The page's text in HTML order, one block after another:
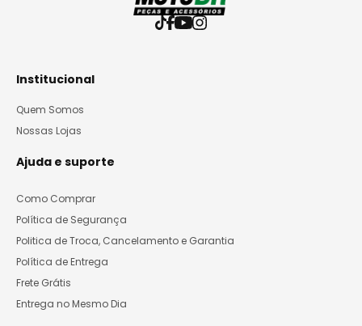
Institucional
Quem Somos
Nossas Lojas
Ajuda e suporte
Como Comprar
Política de Segurança
Politica de Troca, Cancelamento e Garantia
Política de Entrega
Frete Grátis
Entrega no Mesmo Dia